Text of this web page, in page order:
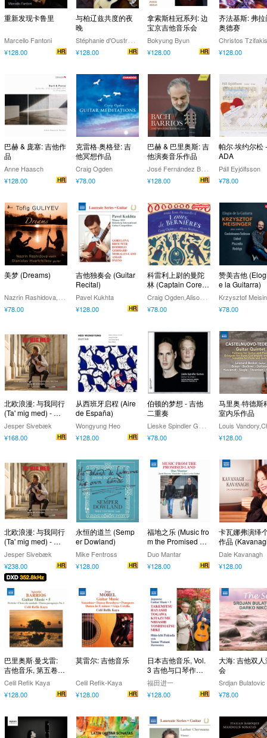
重新发现卡鲁里
Marcello Fantoni
¥128.00
与柏辽兹共度的夜
晚
S
téphanie d'Oustrac,Thibaut Roussel,Tanguy de Williencourt
¥128.00
拿索斯桂冠系列: 边
宝京吉他音乐会
Bokyung Byun
¥128.00
齐法基斯: 弗拉
奥德赛
¥128.00
巴赫 & 庞塞: 吉他作
品
Anne Haasch
¥128.00
克雷格·奥格登: 吉
他冥想作品
Craig Ogden
¥78.00
巴赫 & 巴里奥斯: 吉
他演奏音乐作品
J
osé Fernández Bardesio
¥128.00
帕尔·埃约尔松
ADA
Páll Eyjólfsson
¥78.00
美梦 (Dreams)
N
azrin Rashidova,Stanislav Hvartchilkov
¥78.00
吉他独奏会 (Guitar
Recital)
Pavel Kukhta
¥128.00
科雷利上尉的曼陀
林 (Captain Corell
i's Mandolin)
C
raig Ogden,Alison Stephens
¥78.00
赞美吉他
e la Guitarra)
Krzysztof
¥78.00
北欧浪漫: 与我同行
(Ta' mig med) - 金·
拉尔森
Jesper Sivebæk
¥168.00
从西班牙启程 (Aire
de España)
Wongyung Heo
¥128.00
伯顿的梦想 - 吉他
二重奏
L
ieske Spindler Guitars
¥78.00
马里奥·特德斯
室内乐作品
¥128.00
北欧浪漫: 与我同行
(Ta' mig med) - 金·
拉尔森 (352.8kHz
DXD)
Jesper Sivebæk
¥238.00
永恒的道兰 (Semp
er Dowland)
Mike Fentross
¥128.00
福地之乐 (Music fro
m the Promised La
nd)
Duo Mantar
¥128.00
卡瓦娜弗演绎
作品
ays Kavanagh)
Dale Kavanagh
¥128.00
巴里奥斯·曼戈雷:
吉他音乐, 第五卷(R
efik Kaya)
Celil Refik Kaya
¥128.00
莫雷尔: 吉他音乐
Celil Refik-Kaya
¥128.00
日本吉他音乐, Vol.
3 吉他与口琴作品
集 (福田进一)
福田进一
¥128.00
大海: 吉他双人
会
Srdjan Bulatovic
¥78.00